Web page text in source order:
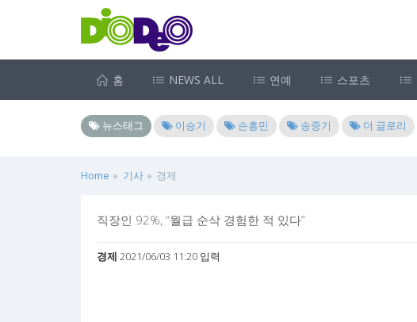
홈 NEWS ALL 연예 스포츠
뉴스태그 이승기 손흥민 송중기 더 글로리
Home 기사 경제
직장인 92%, “월급 순삭 경험한 적 있다”
경제 2021/06/03 11:20 입력